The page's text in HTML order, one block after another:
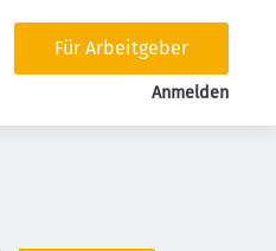
Für Arbeitgeber
Anmelden